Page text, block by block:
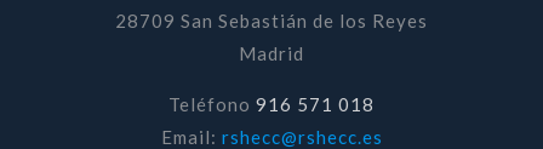
28709 San Sebastián de los Reyes
Madrid
Teléfono 916 571 018
Email: rshecc@rshecc.es